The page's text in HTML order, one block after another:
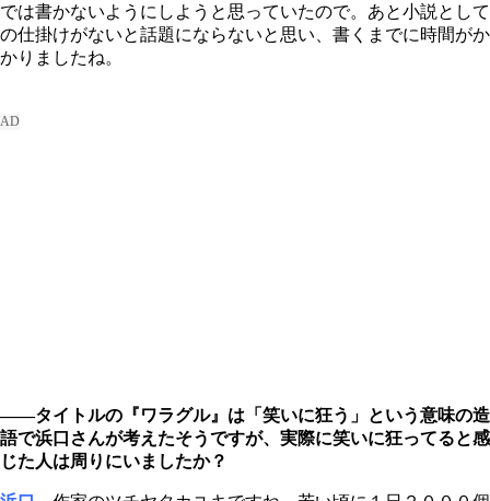
では書かないようにしようと思っていたので。あと小説として
の仕掛けがないと話題にならないと思い、書くまでに時間がか
かりましたね。
――タイトルの『ワラグル』は「笑いに狂う」という意味の造
語で浜口さんが考えたそうですが、実際に笑いに狂ってると感
じた人は周りにいましたか？